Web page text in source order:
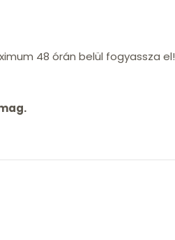
48 órán belül fogyassza el!